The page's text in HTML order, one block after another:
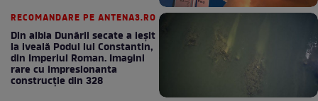
RECOMANDARE PE ANTENA3.RO
Din albia Dunării secate a ieșit
la iveală Podul lui Constantin,
din Imperiul Roman. Imagini
rare cu impresionanta
construcție din 328